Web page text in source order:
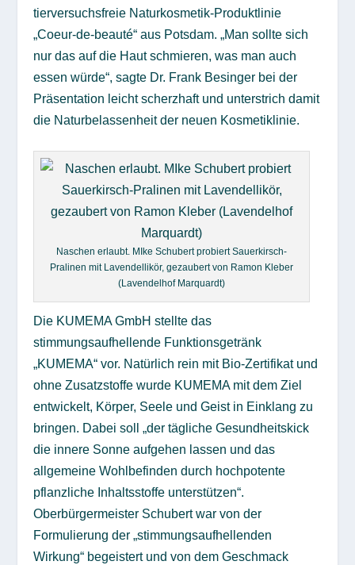
tierversuchsfreie Naturkosmetik-Produktlinie
„Coeur-de-beauté“ aus Potsdam. „Man sollte sich
nur das auf die Haut schmieren, was man auch
essen würde“, sagte Dr. Frank Besinger bei der
Präsentation leicht scherzhaft und unterstrich damit
die Naturbelassenheit der neuen Kosmetiklinie.
Naschen erlaubt. MIke Schubert probiert Sauerkirsch-
Pralinen mit Lavendellikör, gezaubert von Ramon Kleber
(Lavendelhof Marquardt)
Die KUMEMA GmbH stellte das
stimmungsaufhellende Funktionsgetränk
„KUMEMA“ vor. Natürlich rein mit Bio-Zertifikat und
ohne Zusatzstoffe wurde KUMEMA mit dem Ziel
entwickelt, Körper, Seele und Geist in Einklang zu
bringen. Dabei soll „der tägliche Gesundheitskick
die innere Sonne aufgehen lassen und das
allgemeine Wohlbefinden durch hochpotente
pflanzliche Inhaltsstoffe unterstützen“.
Oberbürgermeister Schubert war von der
Formulierung der „stimmungsaufhellenden
Wirkung“ begeistert und von dem Geschmack